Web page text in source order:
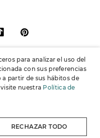
reservats.
Vimeo
para analizar el uso del
con sus preferencias
partir de sus hábitos de
nuestra Política de
RECHAZAR TODO